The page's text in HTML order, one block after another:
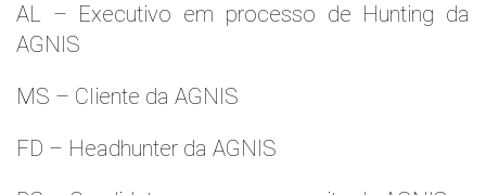
AL – Executivo em processo de Hunting da
AGNIS
MS – Cliente da AGNIS
FD – Headhunter da AGNIS